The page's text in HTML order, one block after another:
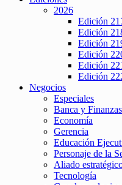
2026
Edición
Edición
Edición
Edición
Edición
Edición
Negocios
Especiales
Banca y Finanzas
Economía
Gerencia
Educación
Personaje de la
Aliado
Tecnología